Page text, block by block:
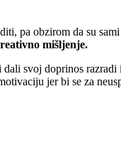
pa obzirom da su
mišljenje.
svoj doprinos
jer bi se za